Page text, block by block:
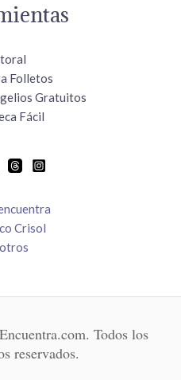
Folletos
Gratuitos
Fácil
Crisol
Todos los
reservados.